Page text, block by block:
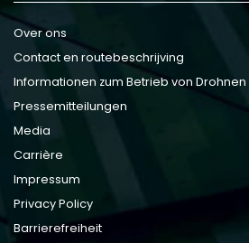
Over ons
Contact en routebeschrijving
Informationen zum Betrieb von Drohnen
Pressemitteilungen
Media
Carrière
Impressum
Privacy Policy
Barrierefreiheit